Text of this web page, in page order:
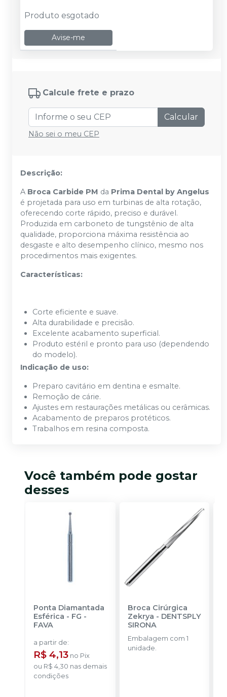
Produto esgotado
Avise-me
Calcule frete e prazo
Calcular
Não sei o meu CEP
Descrição:
A Broca Carbide PM da Prima Dental by Angelus
é projetada para uso em turbinas de alta rotação,
oferecendo corte rápido, preciso e durável.
Produzida em carboneto de tungstênio de alta
qualidade, proporciona máxima resistência ao
desgaste e alto desempenho clínico, mesmo nos
procedimentos mais exigentes.
Características:
Corte eficiente e suave.
Alta durabilidade e precisão.
Excelente acabamento superficial.
Produto estéril e pronto para uso (dependendo
do modelo).
Indicação de uso:
Preparo cavitário em dentina e esmalte.
Remoção de cárie.
Ajustes em restaurações metálicas ou cerâmicas.
Acabamento de preparos protéticos.
Trabalhos em resina composta.
Você também pode gostar
desses
Ponta Diamantada
Esférica - FG -
FAVA
a partir de:
R$ 4,13 no Pix
ou R$ 4,30 nas demais
condições
Broca Cirúrgica
Zekrya - DENTSPLY
SIRONA
Embalagem com 1
unidade.